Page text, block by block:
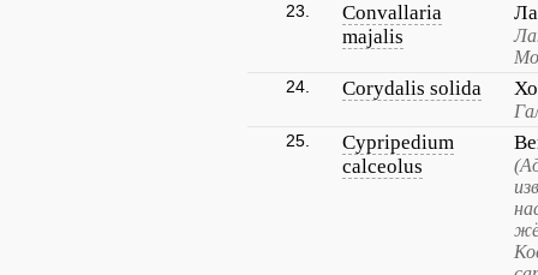
23.
Convallaria
majalis
24. Corydalis solida
25.
Cypripedium
calceolus